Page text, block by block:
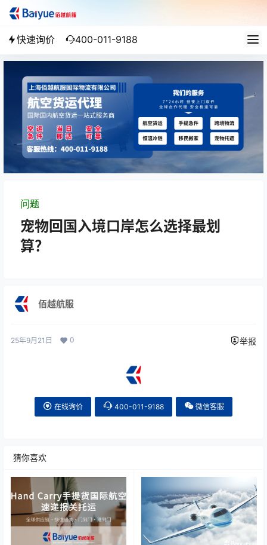
快速询价 400-011-9188
问题
宠物回国入境口岸怎么选择最划
算？
佰越航服
25年9月21日 0 举报
在线询价 400-011-9188 微信客服
猜你喜欢